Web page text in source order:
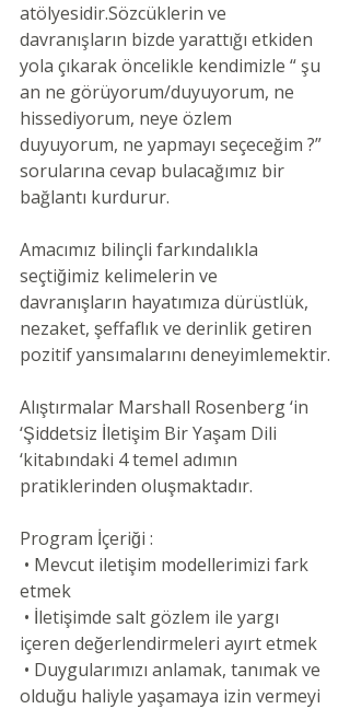
atölyesidir.Sözcüklerin ve
davranışların bizde yarattığı etkiden
yola çıkarak öncelikle kendimizle “ şu
an ne görüyorum/duyuyorum, ne
hissediyorum, neye özlem
duyuyorum, ne yapmayı seçeceğim ?”
sorularına cevap bulacağımız bir
bağlantı kurdurur.
Amacımız bilinçli farkındalıkla
seçtiğimiz kelimelerin ve
davranışların hayatımıza dürüstlük,
nezaket, şeffaflık ve derinlik getiren
pozitif yansımalarını deneyimlemektir.
Alıştırmalar Marshall Rosenberg ‘in
‘Şiddetsiz İletişim Bir Yaşam Dili
‘kitabındaki 4 temel adımın
pratiklerinden oluşmaktadır.
Program İçeriği :
etmek
içeren değerlendirmeleri ayırt etmek
olduğu haliyle yaşamaya izin vermeyi